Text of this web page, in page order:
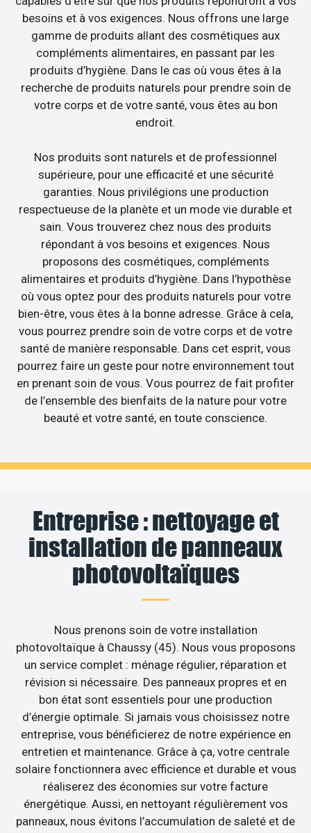
besoins et à vos exigences. Nous offrons une large
gamme de produits allant des cosmétiques aux
compléments alimentaires, en passant par les
produits d’hygiène. Dans le cas où vous êtes à la
recherche de produits naturels pour prendre soin de
votre corps et de votre santé, vous êtes au bon
endroit.
Nos produits sont naturels et de professionnel
supérieure, pour une efficacité et une sécurité
garanties. Nous privilégions une production
respectueuse de la planète et un mode vie durable et
sain. Vous trouverez chez nous des produits
répondant à vos besoins et exigences. Nous
proposons des cosmétiques, compléments
alimentaires et produits d’hygiène. Dans l’hypothèse
où vous optez pour des produits naturels pour votre
bien-être, vous êtes à la bonne adresse. Grâce à cela,
vous pourrez prendre soin de votre corps et de votre
santé de manière responsable. Dans cet esprit, vous
pourrez faire un geste pour notre environnement tout
en prenant soin de vous. Vous pourrez de fait profiter
de l’ensemble des bienfaits de la nature pour votre
beauté et votre santé, en toute conscience.
Entreprise : nettoyage et
installation de panneaux
photovoltaïques
Nous prenons soin de votre installation
photovoltaïque à Chaussy (45). Nous vous proposons
un service complet : ménage régulier, réparation et
révision si nécessaire. Des panneaux propres et en
bon état sont essentiels pour une production
d’énergie optimale. Si jamais vous choisissez notre
entreprise, vous bénéficierez de notre expérience en
entretien et maintenance. Grâce à ça, votre centrale
solaire fonctionnera avec efficience et durable et vous
réaliserez des économies sur votre facture
énergétique. Aussi, en nettoyant régulièrement vos
panneaux, nous évitons l’accumulation de saleté et de